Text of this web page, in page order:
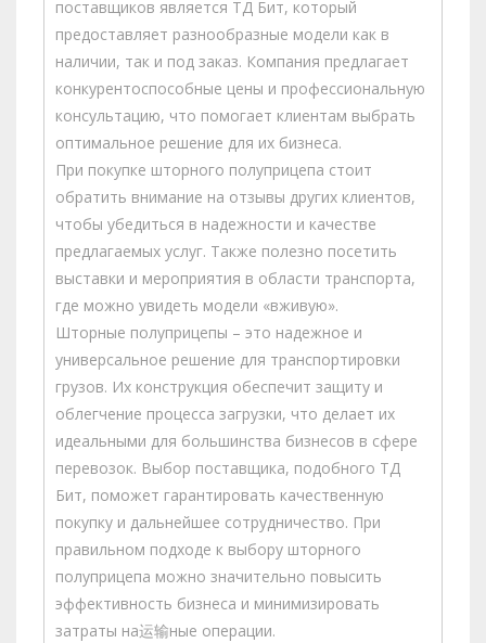
поставщиков является ТД Бит, который
предоставляет разнообразные модели как в
наличии, так и под заказ. Компания предлагает
конкурентоспособные цены и профессиональную
консультацию, что помогает клиентам выбрать
оптимальное решение для их бизнеса.
При покупке шторного полуприцепа стоит
обратить внимание на отзывы других клиентов,
чтобы убедиться в надежности и качестве
предлагаемых услуг. Также полезно посетить
выставки и мероприятия в области транспорта,
где можно увидеть модели «вживую».
Шторные полуприцепы – это надежное и
универсальное решение для транспортировки
грузов. Их конструкция обеспечит защиту и
облегчение процесса загрузки, что делает их
идеальными для большинства бизнесов в сфере
перевозок. Выбор поставщика, подобного ТД
Бит, поможет гарантировать качественную
покупку и дальнейшее сотрудничество. При
правильном подходе к выбору шторного
полуприцепа можно значительно повысить
эффективность бизнеса и минимизировать
затраты на运输ные операции.